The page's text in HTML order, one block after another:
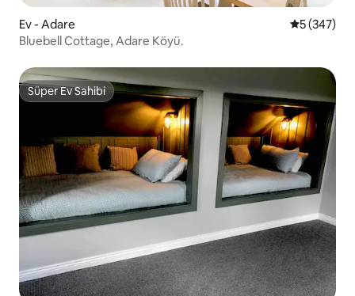
Ev - Adare 55 (347)
Bluebell Cottage, Adare Köyü.
Süper Ev Sahibi
Süper Ev Sahibi